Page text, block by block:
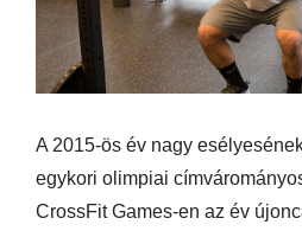
A 2015-ös év nagy
egykori olimpiai
CrossFit Games-en az év